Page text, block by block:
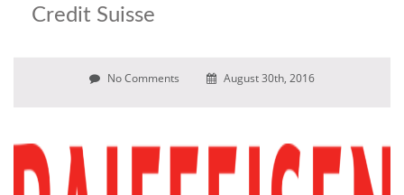
Credit Suisse
No Comments August 30th, 2016